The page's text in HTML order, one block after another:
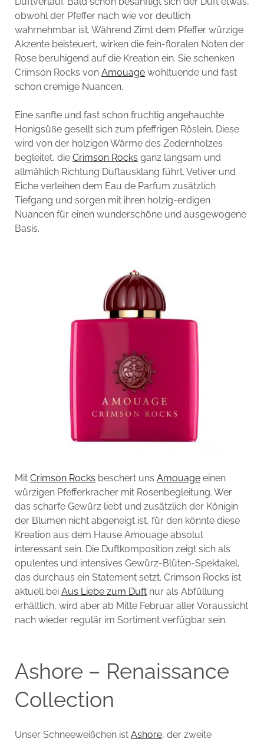
obwohl der Pfeffer nach wie vor deutlich
wahrnehmbar ist. Während Zimt dem Pfeffer würzige
Akzente beisteuert, wirken die fein-floralen Noten der
Rose beruhigend auf die Kreation ein. Sie schenken
Crimson Rocks von Amouagewohltuende und fast
schon cremige Nuancen.
Eine sanfte und fast schon fruchtig angehauchte
Honigsüße gesellt sich zum pfeffrigen Röslein. Diese
wird von der holzigen Wärme des Zedernholzes
begleitet, die Crimson Rocks ganz langsam und
allmählich Richtung Duftausklang führt. Vetiver und
Eiche verleihen dem Eau de Parfum zusätzlich
Tiefgang und sorgen mit ihren holzig-erdigen
Nuancen für einen wunderschöne und ausgewogene
Basis.
Mit Crimson Rocks beschert uns Amouageeinen
würzigen Pfefferkracher mit Rosenbegleitung. Wer
das scharfe Gewürz liebt und zusätzlich der Königin
der Blumen nicht abgeneigt ist, für den könnte diese
Kreation aus dem Hause Amouage absolut
interessant sein. Die Duftkomposition zeigt sich als
opulentes und intensives Gewürz-Blüten-Spektakel,
das durchaus ein Statement setzt. Crimson Rocks ist
aktuell bei Aus Liebe zum Duftnur als Abfüllung
erhältlich, wird aber ab Mitte Februar aller Voraussicht
nach wieder regulär im Sortiment verfügbar sein.
Ashore – Renaissance
Collection
Unser Schneeweißchen ist Ashore, der zweite